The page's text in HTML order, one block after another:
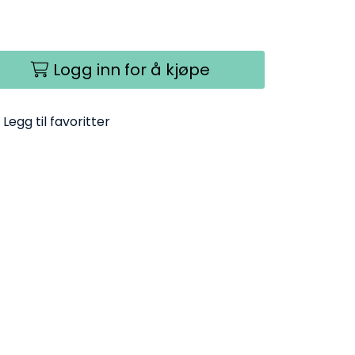
Logg inn for å kjøpe
Legg til favoritter